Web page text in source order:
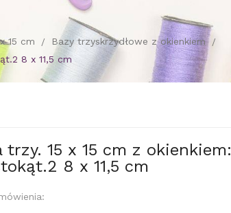
15 cm
Bazy trzyskrzydłowe z okienkiem
8 x 11,5 cm
trzy. 15 x 15 cm z okienkiem:
8 x 11,5 cm